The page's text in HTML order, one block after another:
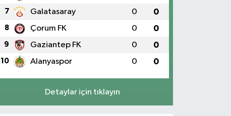
7 Galatasaray 0 0
8 Çorum FK 0 0
9 Gaziantep FK 0 0
10 Alanyaspor 0 0
Detaylar için tıklayın